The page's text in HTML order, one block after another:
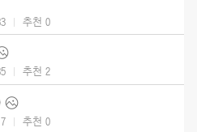
추천 0
추천 2
추천 0